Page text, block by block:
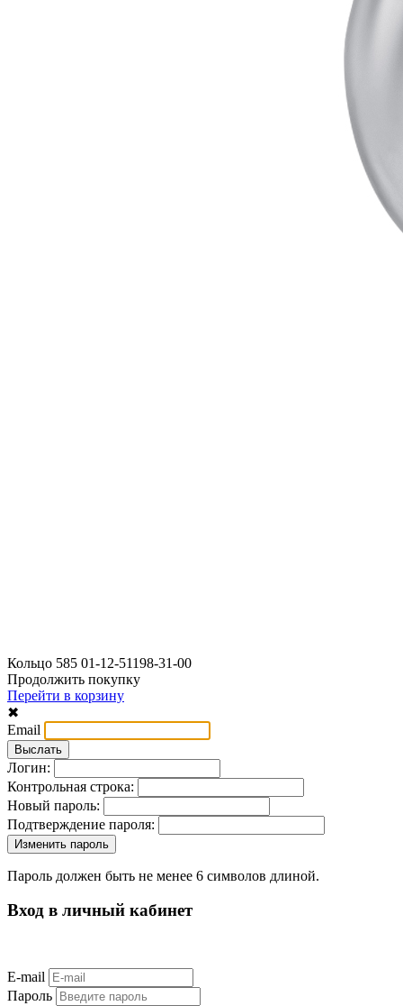
Кольцо 585 01-12-51198-31-00
Продолжить покупку
Перейти в корзину
✖
Email
Логин:
Контрольная строка:
Новый пароль:
Подтверждение пароля:
Пароль должен быть не менее 6 символов длиной.
Вход в личный кабинет
E-mail
Пароль